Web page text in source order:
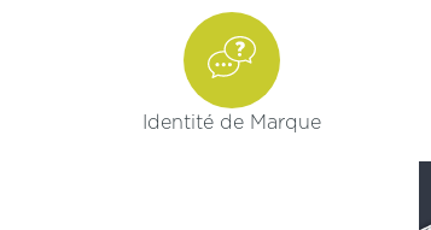
Identité de Marque